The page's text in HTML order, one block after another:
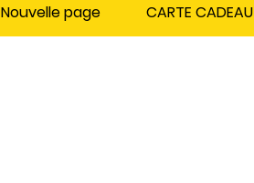
Nouvelle page CARTE CADEAU